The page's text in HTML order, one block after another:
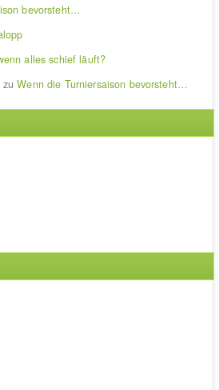
bevorsteht…
alles schief läuft?
zuWenn die Turniersaison bevorsteht…